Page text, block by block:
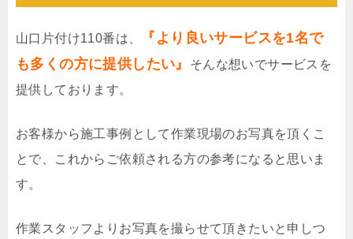
山口片付け110番は、
『より良いサービスを1名で
も多くの方に提供したい』
そんな想いでサービスを
提供しております。
お客様から施工事例として作業現場のお写真を頂くこ
とで、これからご依頼される方の参考になると思いま
す。
作業スタッフよりお写真を撮らせて頂きたいと申しつ